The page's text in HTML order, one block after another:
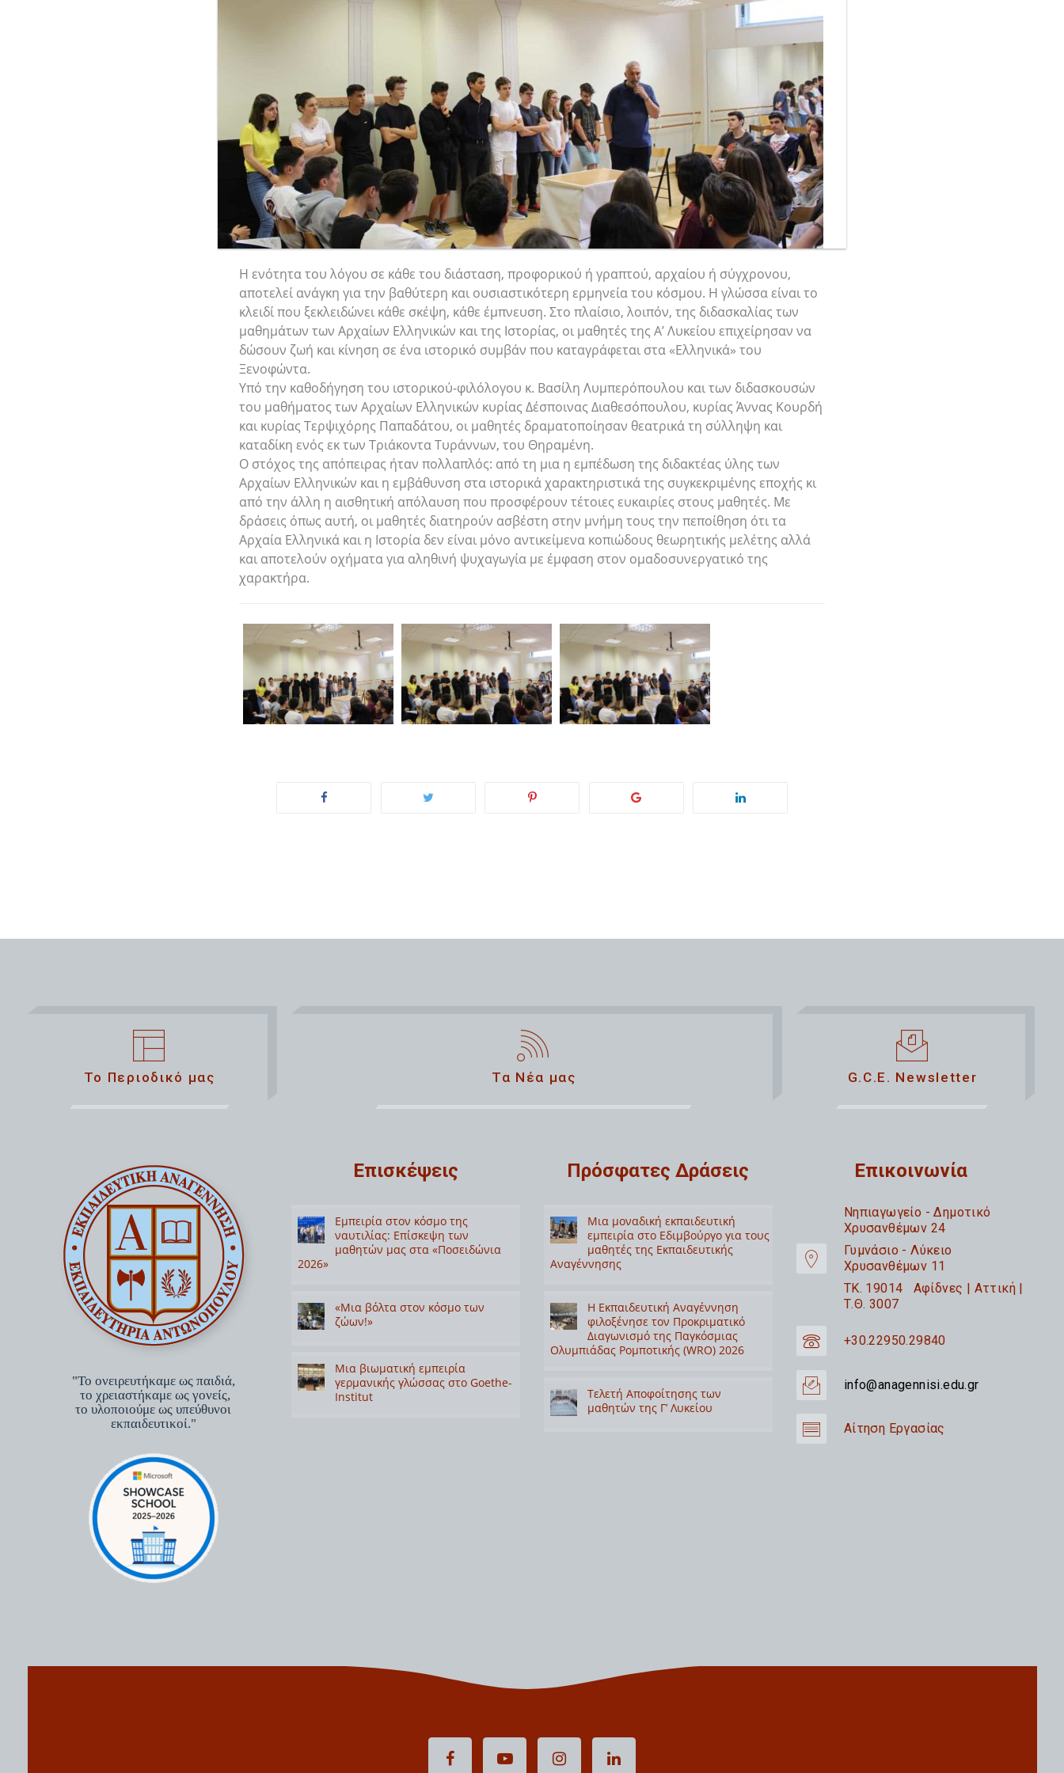
Η ενότητα του λόγου σε κάθε του διάσταση, προφορικού ή γραπτού, αρχαίου ή σύγχρονου,
αποτελεί ανάγκη για την βαθύτερη και ουσιαστικότερη ερμηνεία του κόσμου. Η γλώσσα είναι το
κλειδί που ξεκλειδώνει κάθε σκέψη, κάθε έμπνευση. Στο πλαίσιο, λοιπόν, της διδασκαλίας των
μαθημάτων των Αρχαίων Ελληνικών και της Ιστορίας, οι μαθητές της Α’ Λυκείου επιχείρησαν να
δώσουν ζωή και κίνηση σε ένα ιστορικό συμβάν που καταγράφεται στα «Ελληνικά» του
Ξενοφώντα.
Υπό την καθοδήγηση του ιστορικού-φιλόλογου κ. Βασίλη Λυμπερόπουλου και των διδασκουσών
του μαθήματος των Αρχαίων Ελληνικών κυρίας Δέσποινας Διαθεσόπουλου, κυρίας Άννας Κουρδή
και κυρίας Τερψιχόρης Παπαδάτου, οι μαθητές δραματοποίησαν θεατρικά τη σύλληψη και
καταδίκη ενός εκ των Τριάκοντα Τυράννων, του Θηραμένη.
Ο στόχος της απόπειρας ήταν πολλαπλός: από τη μια η εμπέδωση της διδακτέας ύλης των
Αρχαίων Ελληνικών και η εμβάθυνση στα ιστορικά χαρακτηριστικά της συγκεκριμένης εποχής κι
από την άλλη η αισθητική απόλαυση που προσφέρουν τέτοιες ευκαιρίες στους μαθητές. Με
δράσεις όπως αυτή, οι μαθητές διατηρούν ασβέστη στην μνήμη τους την πεποίθηση ότι τα
Αρχαία Ελληνικά και η Ιστορία δεν είναι μόνο αντικείμενα κοπιώδους θεωρητικής μελέτης αλλά
και αποτελούν οχήματα για αληθινή ψυχαγωγία με έμφαση στον ομαδοσυνεργατικό της
χαρακτήρα.
Το Περιοδικό μας Τα Νέα μας G.C.E. Newsletter
"Το ονειρευτήκαμε ως παιδιά,
το χρειαστήκαμε ως γονείς,
το υλοποιούμε ως υπεύθυνοι
εκπαιδευτικοί."
Επισκέψεις
Εμπειρία στον κόσμο της
ναυτιλίας: Επίσκεψη των
μαθητών μας στα «Ποσειδώνια
2026»
«Μια βόλτα στον κόσμο των
ζώων!»
Μια βιωματική εμπειρία
γερμανικής γλώσσας στο Goethe-
Institut
Πρόσφατες Δράσεις
Μια μοναδική εκπαιδευτική
εμπειρία στο Εδιμβούργο για τους
μαθητές της Εκπαιδευτικής
Αναγέννησης
Η Εκπαιδευτική Αναγέννηση
φιλοξένησε τον Προκριματικό
Διαγωνισμό της Παγκόσμιας
Ολυμπιάδας Ρομποτικής (WRO) 2026
Τελετή Αποφοίτησης των
μαθητών της Γ’ Λυκείου
Επικοινωνία
Nηπιαγωγείο - Δημοτικό
Χρυσανθέμων 24
Γυμνάσιο - Λύκειο
Χρυσανθέμων 11
TK. 19014 Αφίδνες | Αττική |
Τ.Θ. 3007
+30.22950.29840
info@anagennisi.edu.gr
Αίτηση Εργασίας